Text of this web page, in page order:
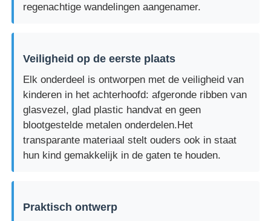
regenachtige wandelingen aangenamer.
Veiligheid op de eerste plaats
Elk onderdeel is ontworpen met de veiligheid van
kinderen in het achterhoofd: afgeronde ribben van
glasvezel, glad plastic handvat en geen
blootgestelde metalen onderdelen.Het
transparante materiaal stelt ouders ook in staat
hun kind gemakkelijk in de gaten te houden.
Praktisch ontwerp